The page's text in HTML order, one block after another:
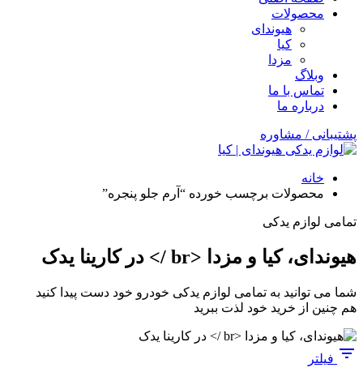
محصولات
هیوندای
کیا
مزدا
وبلاگ
تماس با ما
درباره ما
پشتیبانی / مشاوره
خانه
محصولات برچسب خورده “آرم جلو پنجره”
تمامی لوازم یدکی
هیوندای، کیا و مزدا <br /> در کارینا یدک
شما می توانید به تمامی لوازم یدکی خودرو خود دست پیدا کنید
هم چنین از خرید خود لذت ببرید
فیلتر